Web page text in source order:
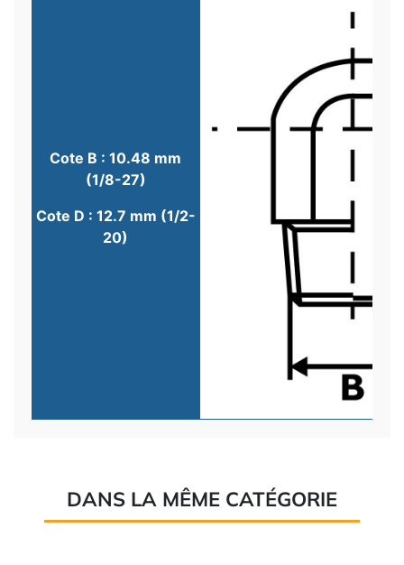
Cote B : 10.48 mm
(1/8-27)
Cote D : 12.7 mm (1/2-
20)
DANS LA MÊME CATÉGORIE